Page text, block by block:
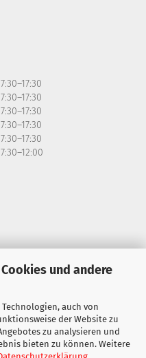
und andere
auch von
der Website zu
zu analysieren und
bieten zu können. Weitere